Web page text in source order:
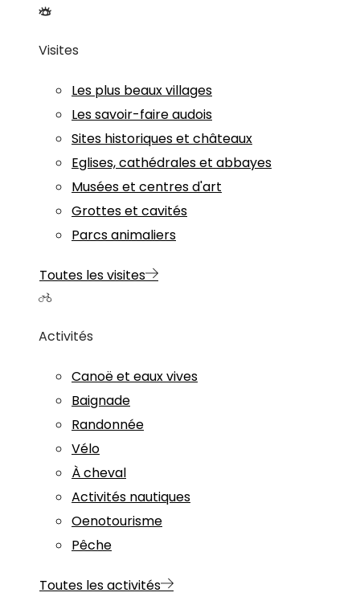
Visites
Les plus beaux villages
Les savoir-faire audois
Sites historiques et châteaux
Eglises, cathédrales et abbayes
Musées et centres d'art
Grottes et cavités
Parcs animaliers
Toutes les visites
Activités
Canoë et eaux vives
Baignade
Randonnée
Vélo
À cheval
Activités nautiques
Oenotourisme
Pêche
Toutes les activités